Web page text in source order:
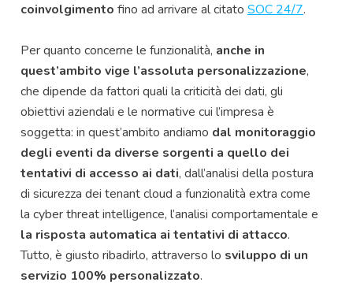
coinvolgimento fino ad arrivare al citato SOC 24/7.
Per quanto concerne le funzionalità, anche in
quest’ambito vige l’assoluta personalizzazione,
che dipende da fattori quali la criticità dei dati, gli
obiettivi aziendali e le normative cui l’impresa è
soggetta: in quest’ambito andiamo dal monitoraggio
degli eventi da diverse sorgenti a quello dei
tentativi di accesso ai dati, dall’analisi della postura
di sicurezza dei tenant cloud a funzionalità extra come
la cyber threat intelligence, l’analisi comportamentale e
la risposta automatica ai tentativi di attacco.
Tutto, è giusto ribadirlo, attraverso lo sviluppo di un
servizio 100% personalizzato.